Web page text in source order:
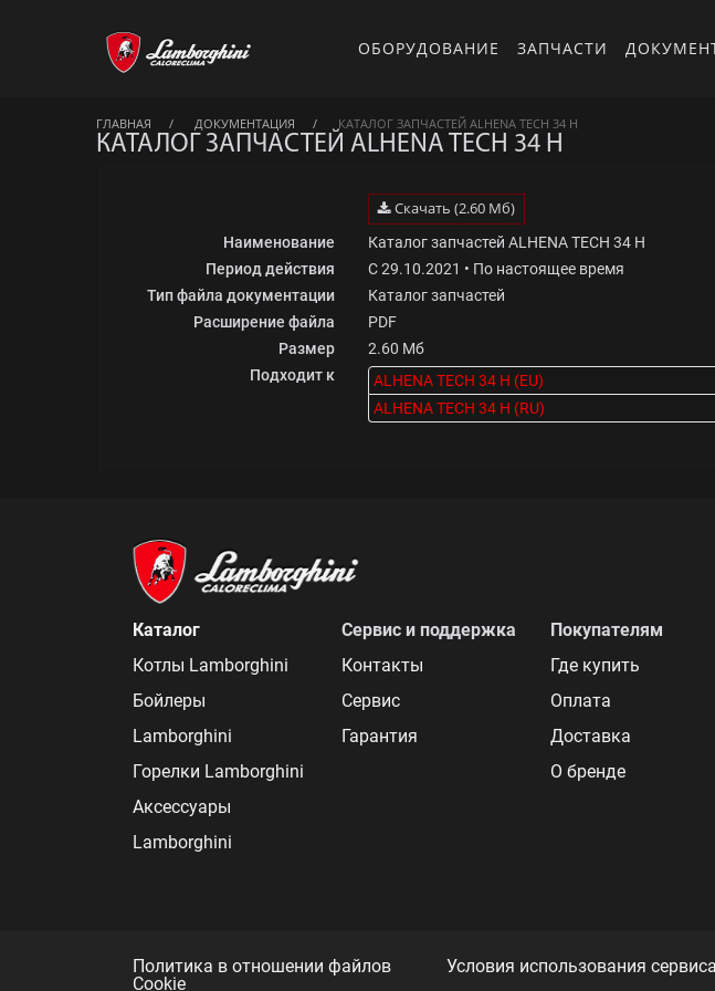
ОБОРУДОВАНИЕ ЗАПЧАСТИ
ГЛАВНАЯ ДОКУМЕНТАЦИЯ КАТАЛОГ ЗАПЧАСТЕЙ ALHENA TECH 34 H
КАТАЛОГ ЗАПЧАСТЕЙ ALHENA TECH 34 H
Скачать (2.60 Мб)
Наименование
Каталог запчастей ALHENA TECH 34 H
Период действия
С 29.10.2021 • По настоящее время
Тип файла документации
Каталог запчастей
Расширение файла
PDF
Размер
2.60 Мб
Подходит к
ALHENA TECH 34 H (EU)
ALHENA TECH 34 H (RU)
Каталог
Котлы Lamborghini
Бойлеры
Lamborghini
Горелки Lamborghini
Аксессуары
Lamborghini
Сервис и поддержка
Контакты
Сервис
Гарантия
Покупателям
Где купить
Оплата
Доставка
О бренде
Политика в отношении файлов
Cookie
Условия использования сервиса